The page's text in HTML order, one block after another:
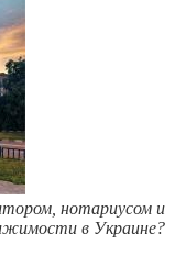
нотариусом и
в Украине?